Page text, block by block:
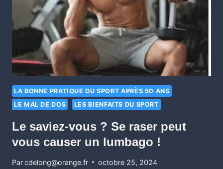
LA BONNE PRATIQUE DU SPORT APRÈS 50 ANS
LE MAL DE DOS
LES BIENFAITS DU SPORT
Le saviez-vous ? Se raser peut
vous causer un lumbago !
Parcdelong@orange.fr octobre 25, 2024